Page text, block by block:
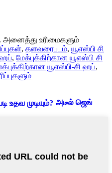
அனைத்து உரிமைகளும்
, தளவரைபடம், யூஎஸ்பி சி
ஹப், மேக்புக்கிற்கான யூஎஸ்பி சி
யூஎஸ்பி-சி ஹப்,
அடீல் ஜெங்